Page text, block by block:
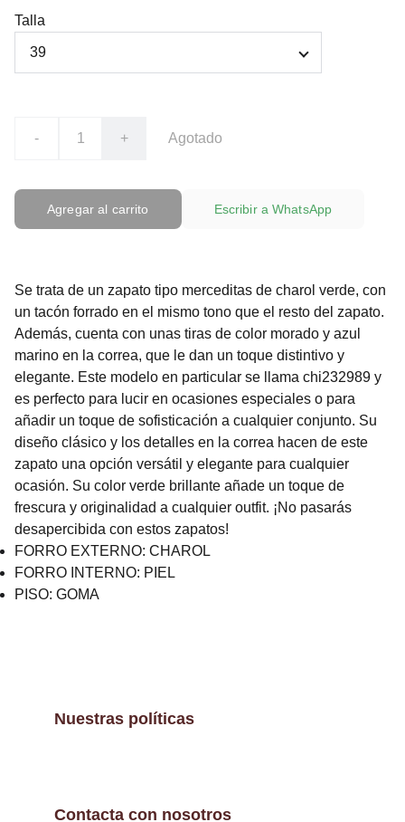
Talla
- + Agotado
Agregar al carrito Escribir a WhatsApp
Se trata de un zapato tipo merceditas de charol verde, con
un tacón forrado en el mismo tono que el resto del zapato.
Además, cuenta con unas tiras de color morado y azul
marino en la correa, que le dan un toque distintivo y
elegante. Este modelo en particular se llama chi232989 y
es perfecto para lucir en ocasiones especiales o para
añadir un toque de sofisticación a cualquier conjunto. Su
diseño clásico y los detalles en la correa hacen de este
zapato una opción versátil y elegante para cualquier
ocasión. Su color verde brillante añade un toque de
frescura y originalidad a cualquier outfit. ¡No pasarás
desapercibida con estos zapatos!
FORRO EXTERNO: CHAROL
FORRO INTERNO: PIEL
PISO: GOMA
Contacta con nosotros
Nuestras políticas